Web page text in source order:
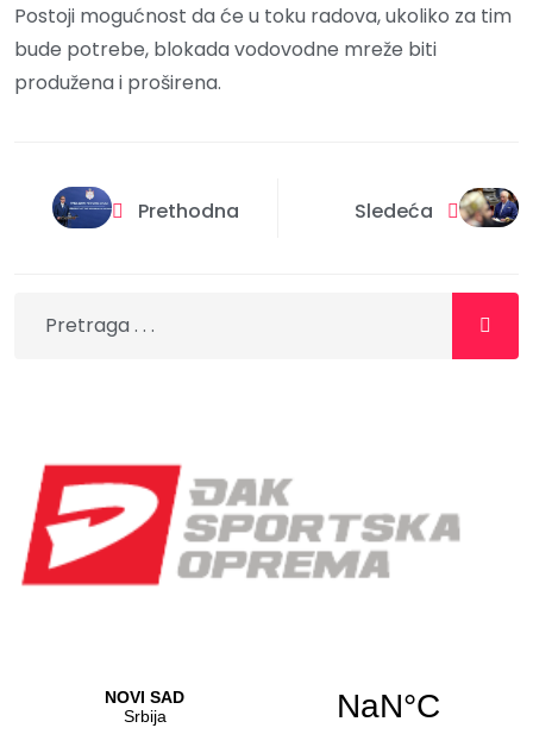
Postoji mogućnost da će u toku radova, ukoliko za tim
bude potrebe, blokada vodovodne mreže biti
produžena i proširena.
Prethodna Sledeća